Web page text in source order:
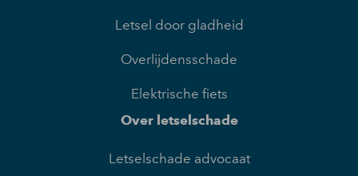
Letsel door gladheid
Overlijdensschade
Elektrische fiets
Over letselschade
Letselschade advocaat